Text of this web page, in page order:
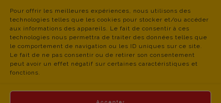
Pour offrir les meilleures expériences, nous utilisons des
technologies telles que les cookies pour stocker et/ou accéder
aux informations des appareils. Le fait de consentir à ces
technologies nous permettra de traiter des données telles que
le comportement de navigation ou les ID uniques sur ce site.
Le fait de ne pas consentir ou de retirer son consentement
peut avoir un effet négatif sur certaines caractéristiques et
fonctions.
Accepter